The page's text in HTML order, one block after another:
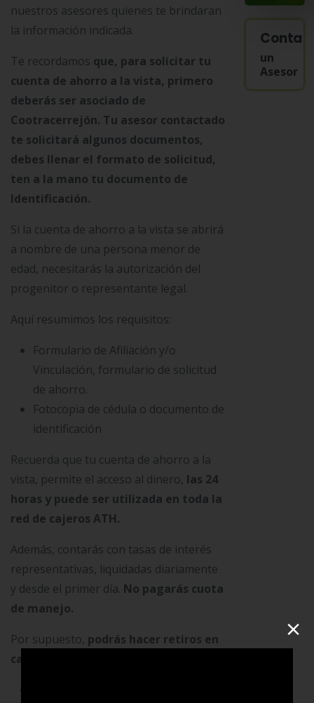
nuestros asesores quienes te brindaran
la información indicada.
Te recordamos que, para solicitar tu
cuenta de ahorro a la vista, primero
deberás ser asociado de
Cootracerrejón. Tu asesor contactado
te solicitará algunos documentos,
debes llenar el formato de solicitud,
ten a la mano tu documento de
Identificación.
Si la cuenta de ahorro a la vista se abrirá
a nombre de una persona menor de
edad, necesitarás la autorización del
progenitor o representante legal.
Aquí resumimos los requisitos:
Formulario de Afiliación y/o
Vinculación, formulario de solicitud
de ahorro.
Fotocopia de cédula o documento de
identificación
Recuerda que tu cuenta de ahorro a la
vista, permite el acceso al dinero, las 24
horas y puede ser utilizada en toda la
red de cajeros ATH.
Además, contarás con tasas de interés
representativas, liquidadas diariamente
y desde el primer día. No pagarás cuota
de manejo.
Por supuesto, podrás hacer retiros en
cajeros:
un
Asesor
×